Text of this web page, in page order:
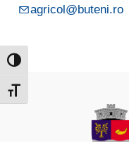
Toggle High Contrast
Toggle Font size
agricol@buteni.ro